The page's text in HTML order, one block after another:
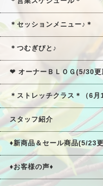
＊セッションメニュー♪＊
＊つむぎびと♪
❤ オーナーＢＬＯＧ(5/30更
＊ストレッチクラス＊（6月
スタッフ紹介
♦新商品＆セール商品(5/23更
♦お客様の声♦